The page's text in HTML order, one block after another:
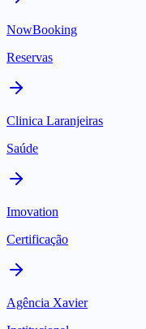
NowBooking
Reservas
Clinica Laranjeiras
Saúde
Imovation
Certificação
Agência Xavier